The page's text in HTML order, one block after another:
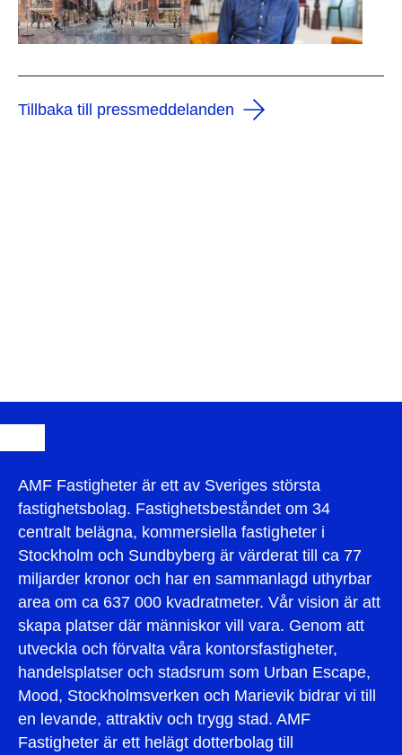
Tillbaka till pressmeddelanden
AMF Fastigheter är ett av Sveriges största
fastighetsbolag. Fastighetsbeståndet om 34
centralt belägna, kommersiella fastigheter i
Stockholm och Sundbyberg är värderat till ca 77
miljarder kronor och har en sammanlagd uthyrbar
area om ca 637 000 kvadratmeter. Vår vision är att
skapa platser där människor vill vara. Genom att
utveckla och förvalta våra kontorsfastigheter,
handelsplatser och stadsrum som Urban Escape,
Mood, Stockholmsverken och Marievik bidrar vi till
en levande, attraktiv och trygg stad. AMF
Fastigheter är ett helägt dotterbolag till